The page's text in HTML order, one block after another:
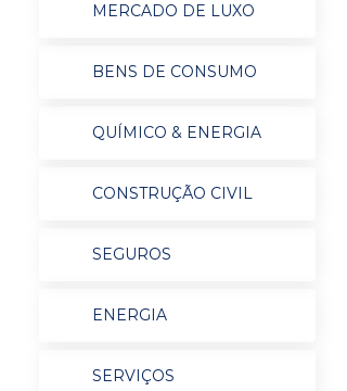
MERCADO DE LUXO
BENS DE CONSUMO
QUÍMICO & ENERGIA
CONSTRUÇÃO CIVIL
SEGUROS
ENERGIA
SERVIÇOS